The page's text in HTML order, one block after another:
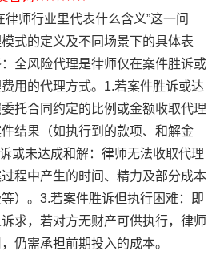
师行业里代表什么含义”这一问
式的定义及不同场景下的具体表
全风险代理是律师仅在案件胜诉或
用的代理方式。1.若案件胜诉或达
托合同约定的比例或金额收取代理
结果（如执行到的款项、和解金
或未达成和解：律师无法收取代理
程中产生的时间、精力及部分成本
等）。3.若案件胜诉但执行困难：即
求，若对方无财产可供执行，律师
仍需承担前期投入的成本。